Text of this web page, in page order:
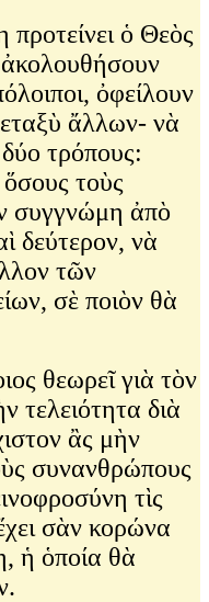
ὁ Θεὸς
ὀφείλουν
ἄλλων- νὰ
τρόπους:
τοὺς
συγγνώμη ἀπὸ
δεύτερον, νὰ
τῶν
σὲ ποιὸν θὰ
θεωρεῖ γιὰ τὸν
τελειότητα διὰ
ἂς μὴν
συνανθρώπους
τὶς
σὰν κορώνα
ἡ ὁποία θὰ